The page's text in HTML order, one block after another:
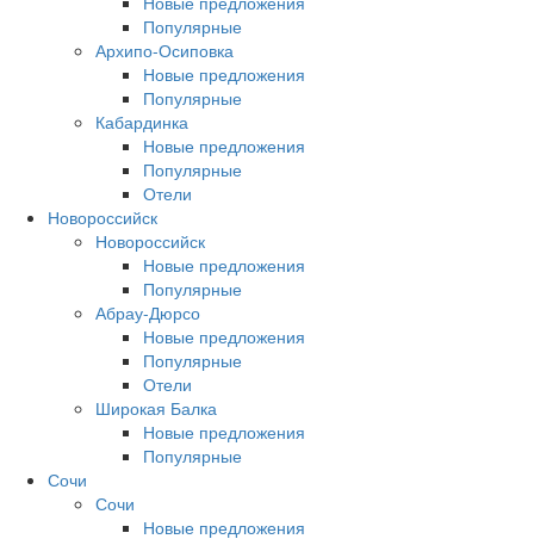
Популярные
Архипо-Осиповка
Новые предложения
Популярные
Кабардинка
Новые предложения
Популярные
Отели
Новороссийск
Новороссийск
Новые предложения
Популярные
Абрау-Дюрсо
Новые предложения
Популярные
Отели
Широкая Балка
Новые предложения
Популярные
Сочи
Сочи
Новые предложения